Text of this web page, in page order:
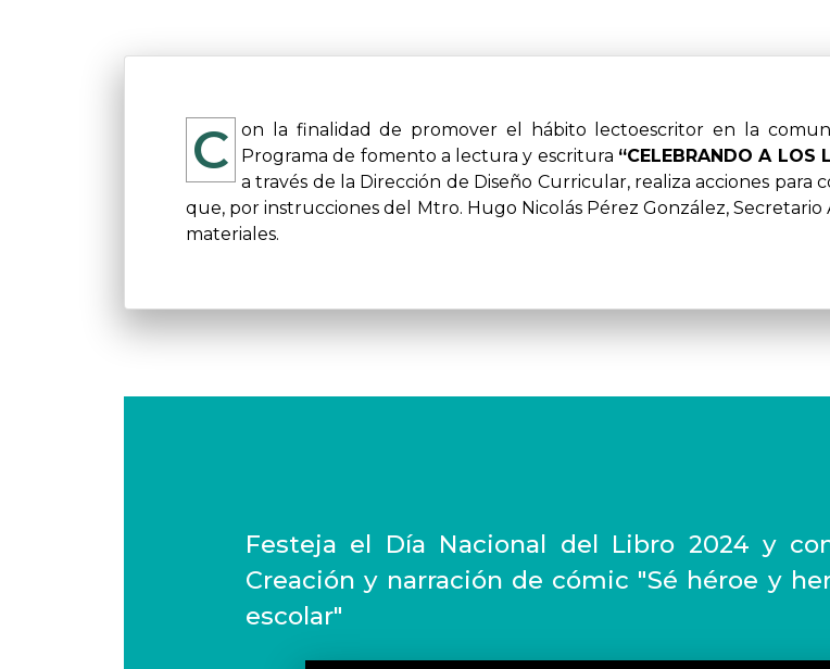
Con la finalidad de promover el hábito lectoescritor en la comunidad del Sistema CONALEP y en el contexto del Programa de fomento a lectura y escritura “CELEBRANDO A LOS
a través de la Dirección de Diseño Curricular, realiza acciones para
que, por instrucciones del Mtro. Hugo Nicolás Pérez González,
materiales.
Festeja el Día Nacional del Libro 2024 y
Creación y narración de cómic "Sé héroe y
escolar"